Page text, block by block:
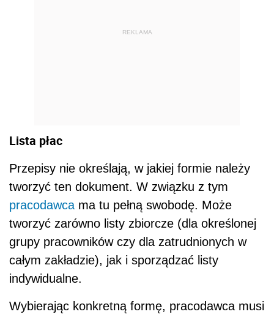
REKLAMA
Lista płac
Przepisy nie określają, w jakiej formie należy
tworzyć ten dokument. W związku z tym
pracodawca ma tu pełną swobodę. Może
tworzyć zarówno listy zbiorcze (dla określonej
grupy pracowników czy dla zatrudnionych w
całym zakładzie), jak i sporządzać listy
indywidualne.
Wybierając konkretną formę, pracodawca musi